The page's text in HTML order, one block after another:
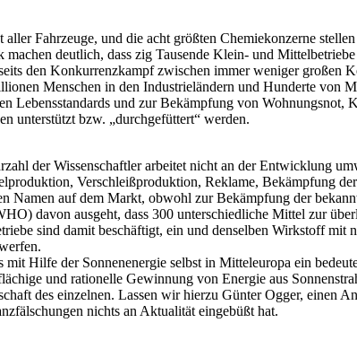
Fahrzeuge, und die acht größten Chemiekonzerne
deutlich, dass zig Tausende Klein- und
den Konkurrenzkampf zwischen immer weniger großen
Menschen in den Industrieländern und Hunderte von
Lebensstandards und zur Bekämpfung von Wohnungsnot,
unterstützt bzw. „durchgefüttert“ werden.
der Wissenschaftler arbeitet nicht an der Entwicklung
Verschleißproduktion, Reklame, Bekämpfung
Namen auf dem Markt, obwohl zur Bekämpfung der
davon ausgeht, dass 300 unterschiedliche Mittel zur
sind damit beschäftigt, ein und denselben Wirkstoff
Hilfe der Sonnenenergie selbst in Mitteleuropa ein
und rationelle Gewinnung von Energie aus
des einzelnen. Lassen wir hierzu Günter Ogger, einen
nichts an Aktualität eingebüßt hat.